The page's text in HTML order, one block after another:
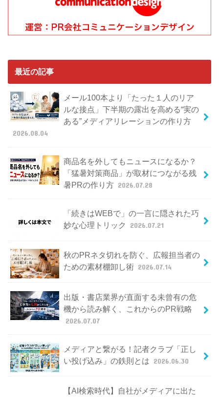
最近の記事
メール100本より「たった１人のリア
ルな接点」下半期の露出を高める“実の
ある”メディアリレーションの作り方
2026.08.04
商品名を外してもニュースになるか？
「猛暑対策商品」が取材につながる残
暑PRの作り方 2026.07.28
「続きはWEBで」の一言に隠された巧
妙な心理トリック
2026.07.21
秋のPRネタ切れを防ぐ、広報担当者の
ための素材棚卸し術 2026.07.14
出版・書店業界が直面する未曾有の危
機から読み解く、これからのPR戦略
2026.07.07
メディアと繋がる！記者クラブ「正し
い投げ込み」の鉄則とは 2026.06.30
【AI検索時代】自社がメディアに出た